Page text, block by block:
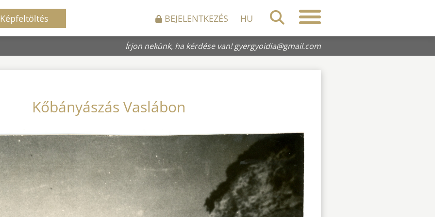
Képfeltöltés BEJELENTKEZÉS HU
Írjon nekünk, ha kérdése van!gyergyoidia@gmail.com
Kőbányászás Vaslábon